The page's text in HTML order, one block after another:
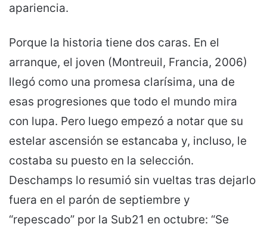
apariencia.
Porque la historia tiene dos caras. En el
arranque, el joven (Montreuil, Francia, 2006)
llegó como una promesa clarísima, una de
esas progresiones que todo el mundo mira
con lupa. Pero luego empezó a notar que su
estelar ascensión se estancaba y, incluso, le
costaba su puesto en la selección.
Deschamps lo resumió sin vueltas tras dejarlo
fuera en el parón de septiembre y
“repescado” por la Sub21 en octubre: “Se